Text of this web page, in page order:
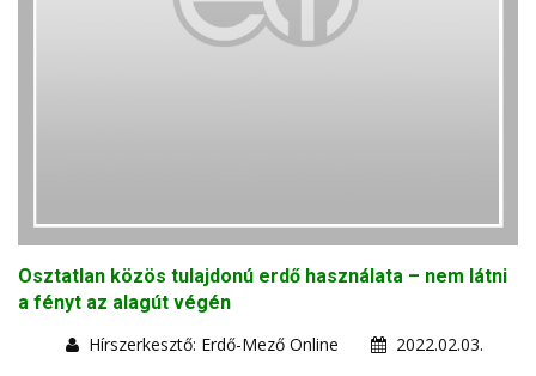
Osztatlan közös tulajdonú erdő használata – nem látni
a fényt az alagút végén
Hírszerkesztő: Erdő-Mező Online
2022.02.03.